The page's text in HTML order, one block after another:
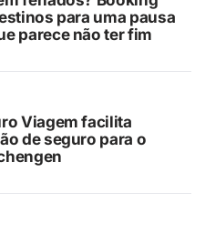
para uma pausa
parece não ter fim
Viagem facilita
de seguro para o